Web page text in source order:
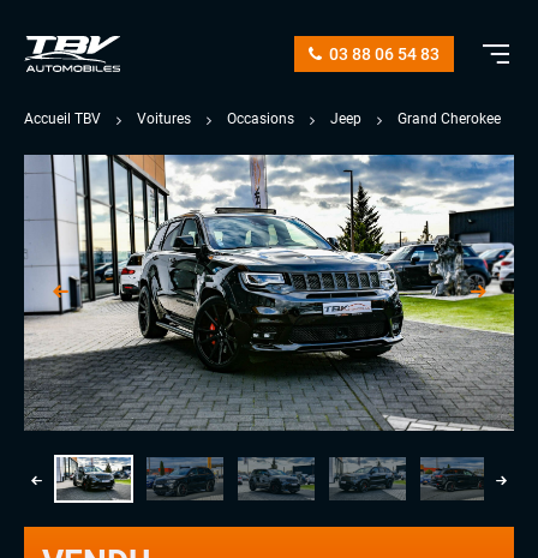
03 88 06 54 83
Accueil TBV Voitures Occasions Jeep Grand Cherokee